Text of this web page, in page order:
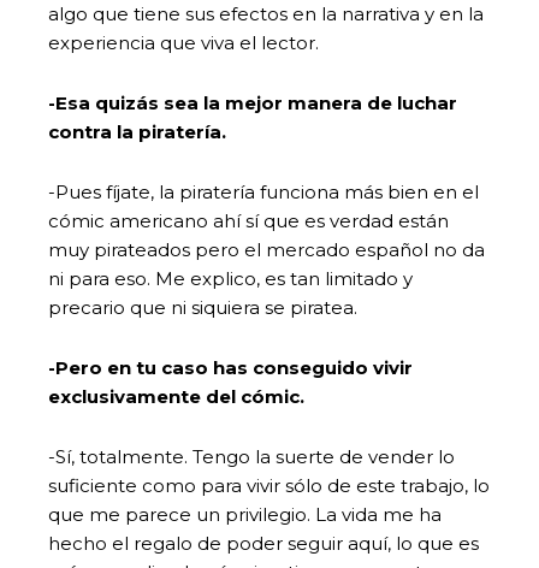
algo que tiene sus efectos en la narrativa y en la
experiencia que viva el lector.
-Esa quizás sea la mejor manera de luchar
contra la piratería.
-Pues fíjate, la piratería funciona más bien en el
cómic americano ahí sí que es verdad están
muy pirateados pero el mercado español no da
ni para eso. Me explico, es tan limitado y
precario que ni siquiera se piratea.
-Pero en tu caso has conseguido vivir
exclusivamente del cómic.
-Sí, totalmente. Tengo la suerte de vender lo
suficiente como para vivir sólo de este trabajo, lo
que me parece un privilegio. La vida me ha
hecho el regalo de poder seguir aquí, lo que es